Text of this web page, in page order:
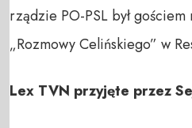
rządzie PO-PSL był
„Rozmowy Celińskiego” w
Lex TVN przyjęte przez